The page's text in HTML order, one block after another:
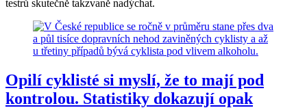
testrů skutečně takzvaně nadýchat.
Opilí cyklisté si myslí, že to mají pod
kontrolou. Statistiky dokazují opak